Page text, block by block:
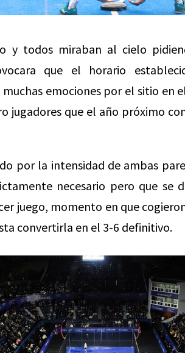
y todos miraban al cielo
que el horario
emociones por el sitio en
jugadores que el año próximo
por la intensidad de ambas
necesario pero que se
juego, momento en que
convertirla en el 3-6 definitivo.